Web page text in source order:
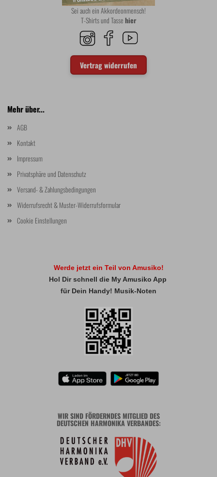
Sei auch ein Akkordeonmensch!
T-Shirts und Tassehier
Vertrag widerrufen
Mehr über...
AGB
Kontakt
Impressum
Privatsphäre und Datenschutz
Versand- & Zahlungsbedingungen
Widerrufsrecht & Muster-Widerrufsformular
Cookie Einstellungen
Werde jetzt ein Teil von Amusiko!
Hol Dir schnell die My Amusiko App
für Dein Handy! Musik-Noten
WIR SIND FÖRDERNDES MITGLIED DES
DEUTSCHEN HARMONIKA VERBANDES: